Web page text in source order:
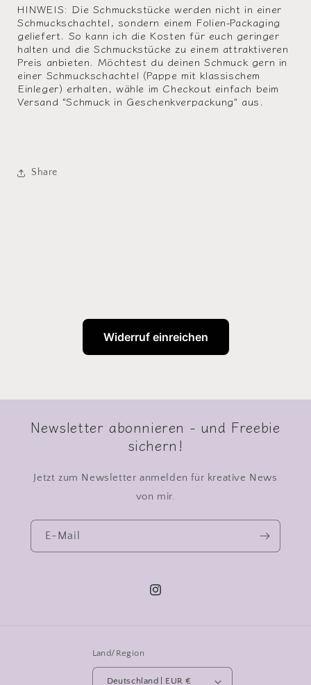
HINWEIS: Die Schmuckstücke werden nicht in einer
Schmuckschachtel, sondern einem Folien-Packaging
geliefert. So kann ich die Kosten für euch geringer
halten und die Schmuckstücke zu einem attraktiveren
Preis anbieten. Möchtest du deinen Schmuck gern in
einer Schmuckschachtel (Pappe mit klassischem
Einleger) erhalten, wähle im Checkout einfach beim
Versand "Schmuck in Geschenkverpackung" aus.
Share
Widerruf einreichen
Newsletter abonnieren - und Freebie
sichern!
Jetzt zum Newsletter anmelden für kreative News
von mir.
E-Mail
Instagram
Land/Region
Deutschland | EUR €